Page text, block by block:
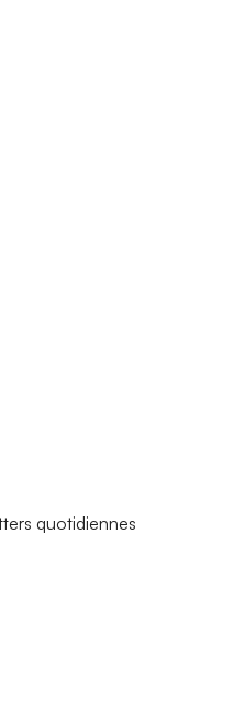
quotidiennes